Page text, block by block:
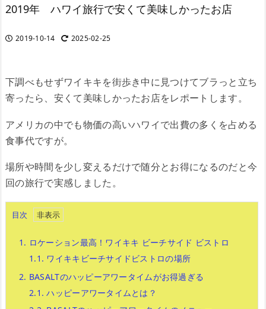
2019年 ハワイ旅行で安くて美味しかったお店
2019-10-14 2025-02-25
下調べもせずワイキキを街歩き中に見つけてブラっと立ち
寄ったら、安くて美味しかったお店をレポートします。
アメリカの中でも物価の高いハワイで出費の多くを占める
食事代ですが。
場所や時間を少し変えるだけで随分とお得になるのだと今
回の旅行で実感しました。
目次
1. ロケーション最高！ワイキキ ビーチサイド ビストロ
1.1. ワイキキビーチサイドビストロの場所
2. BASALTのハッピーアワータイムがお得過ぎる
2.1. ハッピーアワータイムとは？